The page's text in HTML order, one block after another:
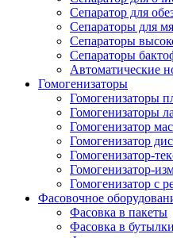
Сепаратор для
Сепараторы для
Сепараторы
Сепараторы
Автоматические
Гомогенизаторы
Гомогенизаторы
Гомогенизаторы
Гомогенизатор
Гомогенизатор
Гомогенизатор-
Гомогенизатор-
Гомогенизатор с
Фасовочное
Фасовка в пакеты
Фасовка в бутылки